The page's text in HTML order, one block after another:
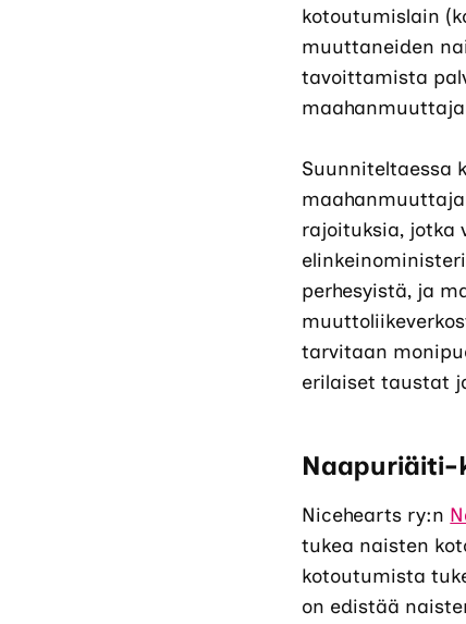
kotoutumislain
muuttaneiden
tavoittamista
Suunniteltaessa
rajoituksia, jotka
perhesyistä, ja
tarvitaan
erilaiset taustat
Nicehearts ry:n
tukea naisten
kotoutumista
on edistää